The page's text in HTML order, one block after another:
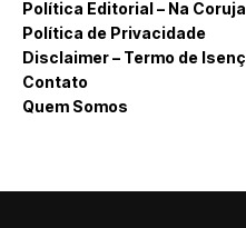
Política Editorial – Na Coruja
Política de Privacidade
Disclaimer – Termo de
Contato
Quem Somos